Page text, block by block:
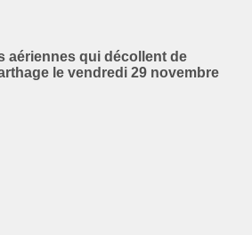
aériennes qui décollent de
le vendredi 29 novembre